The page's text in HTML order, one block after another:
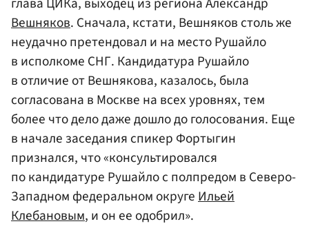
Вешняков. Сначала, кстати, Вешняков столь же
неудачно претендовал и на место Рушайло
в исполкоме СНГ. Кандидатура Рушайло
в отличие от Вешнякова, казалось, была
согласована в Москве на всех уровнях, тем
более что дело даже дошло до голосования. Еще
в начале заседания спикер Фортыгин
признался, что «консультировался
по кандидатуре Рушайло с полпредом в Северо-
Западном федеральном округе Ильей
Клебановым, и он ее одобрил».